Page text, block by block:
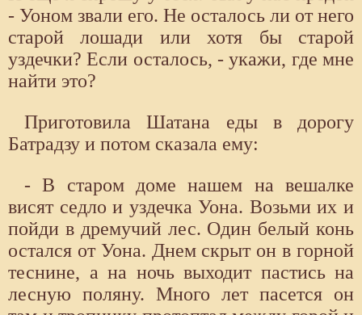
- Уоном звали его. Не осталось ли от него
старой лошади или хотя бы старой
уздечки? Если осталось, - укажи, где мне
найти это?
Приготовила Шатана еды в дорогу
Батрадзу и потом сказала ему:
- В старом доме нашем на вешалке
висят седло и уздечка Уона. Возьми их и
пойди в дремучий лес. Один белый конь
остался от Уона. Днем скрыт он в горной
теснине, а на ночь выходит пастись на
лесную поляну. Много лет пасется он